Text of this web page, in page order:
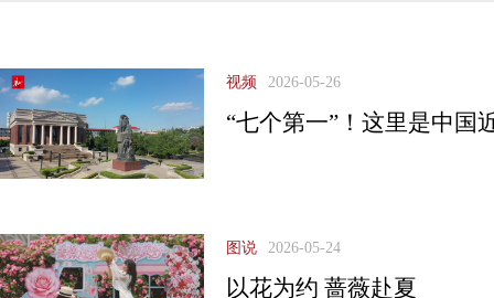
视频 2026-05-26
“七个第一”！这里是中国
图说 2026-05-24
以花为约 蔷薇赴夏